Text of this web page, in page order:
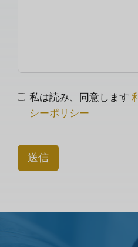
私は読み、同意します
シーポリシー
送信